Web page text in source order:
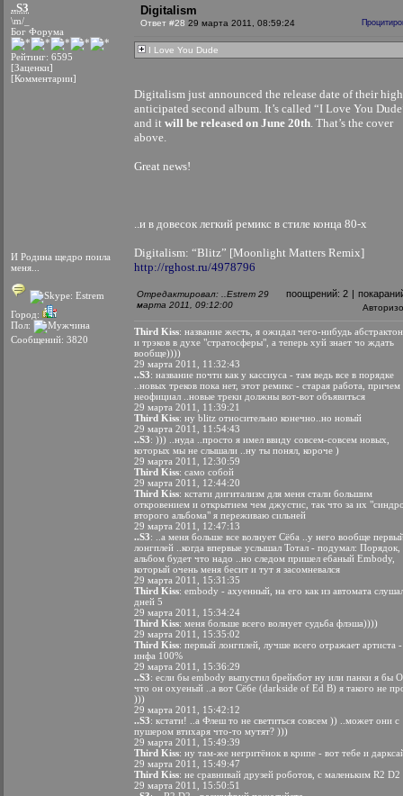
..S3
\m/_
Бог Форума
Рейтинг: 6595
[Заценки]
[Комментарии]
И Родина щедро поила
меня...
Город:
Пол:
Сообщений: 3820
Digitalism
Ответ #28 29 марта 2011, 08:59:24
I Love You Dude
Digitalism just announced the release date of their
anticipated second album. It’s called “I Love You
and it will be released on June 20th. That’s the cover
above.
Great news!
..и в довесок легкий ремикс в стиле конца 80-х
Digitalism: “Blitz” [Moonlight Matters Remix]
http://rghost.ru/4978796
Отредактировал: ..Estrem 29
марта 2011, 09:12:00
поощрений: 2 |
Third Kiss: название жесть, я ожидал чего-нибудь
и трэков в духе "стратосферы", а теперь хуй знает чо ждать
вообще))))
29 марта 2011, 11:32:43
..S3: название почти как у кассиуса - там ведь все в порядке
..новых треков пока нет, этот ремикс - старая работа, причем
неофициал ..новые треки должны вот-вот объявиться
29 марта 2011, 11:39:21
Third Kiss: ну blitz относительно конечно..но новый
29 марта 2011, 11:54:43
..S3: ))) ..нуда ..просто я имел ввиду совсем-совсем новых,
которых мы не слышали ..ну ты понял, короче )
29 марта 2011, 12:30:59
Third Kiss: само собой
29 марта 2011, 12:44:20
Third Kiss: кстати дигитализм для меня стали большим
откровением и открытием чем джустис, так что за их
второго альбома" я переживаю сильней
29 марта 2011, 12:47:13
..S3: ..а меня больше все волнует Сёба ..у него вообще
лонгплей ..когда впервые услышал Тотал - подумал: Порядок,
альбом будет что надо ..но следом пришел ебаный Embody,
который очень меня бесит и тут я засомневался
29 марта 2011, 15:31:35
Third Kiss: embody - ахуенный, на его как из автомата
дней 5
29 марта 2011, 15:34:24
Third Kiss: меня больше всего волнует судьба флэша))))
29 марта 2011, 15:35:02
Third Kiss: первый лонгплей, лучше всего отражает артиста -
инфа 100%
29 марта 2011, 15:36:29
..S3: если бы embody выпустил брейкбот ну или панки я бы
что он охуеный ..а вот Сёбе (darkside of Ed B) я такого не
)))
29 марта 2011, 15:42:12
..S3: кстати! ..а Флеш то не светиться совсем )) ..может они с
пушером втихаря что-то мутят? )))
29 марта 2011, 15:49:39
Third Kiss: ну там-же негритёнок в крипе - вот тебе и
29 марта 2011, 15:49:47
Third Kiss: не сравнивай друзей роботов, с маленьким R2 D2
29 марта 2011, 15:50:51